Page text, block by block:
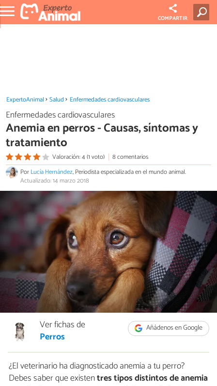
COMPARTIR
ExpertoAnimal Salud Enfermedades cardiovasculares
Enfermedades cardiovasculares
Anemia en perros - Causas, síntomas y
tratamiento
Valoración: 4 (1 voto)
8 comentarios
PorLucía Hernández, Periodista especializada en el mundo animal.
Actualizado: 14 marzo 2018
Añádenos en Google
Ver fichas de
Perros
¿El veterinario ha diagnosticado anemia a tu perro?
Debes saber que existentres tipos distintos de anemia